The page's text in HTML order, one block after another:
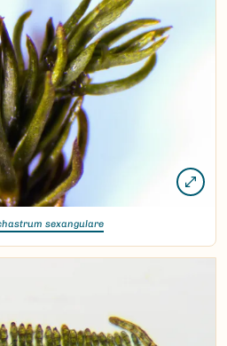
sexangulare